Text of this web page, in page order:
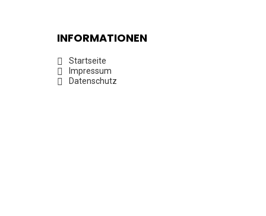
INFORMATIONEN
Startseite
Impressum
Datenschutz